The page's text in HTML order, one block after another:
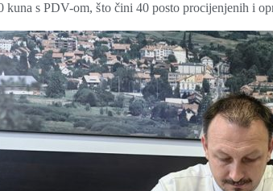
kuna s PDV-om, što čini 40 posto procijenjenih i